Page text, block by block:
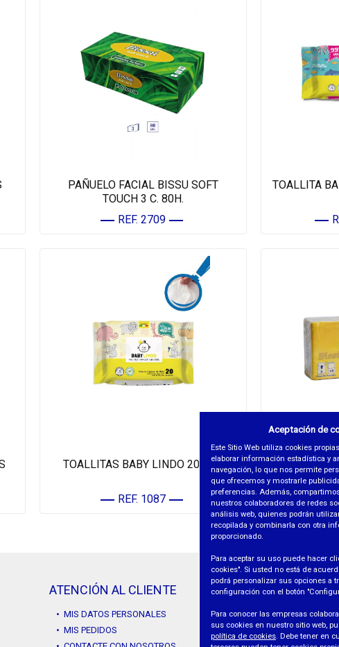
PAÑUELO FACIAL BISSU SOFT
TOUCH 3 C. 80H.
REF. 2709
TOALLITA
TOALLITAS BABY LINDO 20 UDS
REF. 1087
PAÑUELO
4C 6
ATENCIÓN AL CLIENTE
• MIS DATOS PERSONALES
• MIS PEDIDOS
• AVISO LEGAL
•
Aceptación de
Este Sitio Web utiliza cookies
elaborar información estadística y
navegación, lo que nos permite
que ofrecemos y mostrarle
preferencias. Además,
nuestros colaboradores de redes
análisis web, quienes podrán
recopilada y combinarla con otra
proporcionado.
Para aceptar su uso puede hacer
cookies". Si usted no está de
podrá personalizar sus opciones a
configuración con el botón
Para conocer las empresas
sus cookies en nuestro sitio web,
política de cookies. Debe tener en